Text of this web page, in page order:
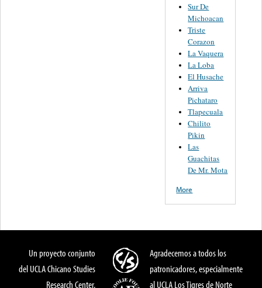
Sur De
Michoacan
Triste
Corazon
La Vaquera
La Loba
El Husache
Arriva
Pichataro
Tlapecuala
Chilito
Pikin
Las
Guachitas
De Mr. Mota
More
Un proyecto conjunto
del UCLA Chicano Studies
Research Center,
Agradecemos a todos los
patronicadores, especialmente
al UCLA Los Tigres de Norte